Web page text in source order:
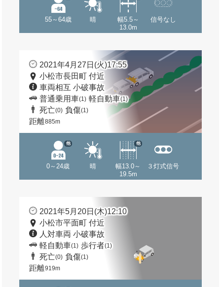
55～64歳 晴
幅5.5～
13.0m
信号なし
2021年4月27日(火)17:55
小松市長田町 付近
車両相互 小破事故
普通乗用車(1) 軽自動車(1)
死亡(0) 負傷(1)
距離885m
0～24歳
他
晴
幅13.0～
19.5m
他
３灯式信号
2021年5月20日(木)12:10
小松市平面町 付近
人対車両 小破事故
軽自動車(1) 歩行者(1)
死亡(0) 負傷(1)
距離919m